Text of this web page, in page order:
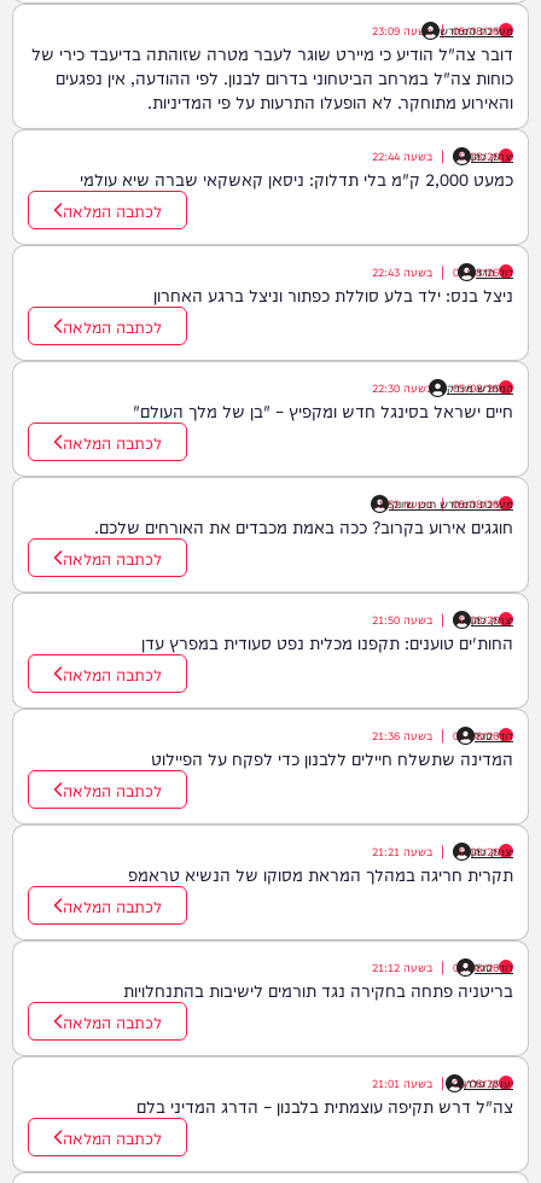
מערכת המחדש
05/08/26
| בשעה 23:09
דובר צה"ל הודיע כי מיירט שוגר לעבר מטרה שזוהתה בדיעבד כירי של
כוחות צה"ל במרחב הביטחוני בדרום לבנון. לפי ההודעה, אין נפגעים
והאירוע מתוחקר. לא הופעלו התרעות על פי המדיניות.
יצחק כהן
05/08/26
| בשעה 22:44
כמעט 2,000 ק"מ בלי תדלוק: ניסאן קאשקאי שברה שיא עולמי
לכתבה המלאה
דוד חדד
05/08/26
| בשעה 22:43
ניצל בנס: ילד בלע סוללת כפתור וניצל ברגע האחרון
לכתבה המלאה
המחדש מיוזיק
05/08/26
| בשעה 22:30
חיים ישראל בסינגל חדש ומקפיץ – "בן של מלך העולם"
לכתבה המלאה
מערכת המחדש תוכן שיווקי
05/08/26
| בשעה21:52
חוגגים אירוע בקרוב? ככה באמת מכבדים את האורחים שלכם.
לכתבה המלאה
יצחק כהן
05/08/26
| בשעה 21:50
החות'ים טוענים: תקפנו מכלית נפט סעודית במפרץ עדן
לכתבה המלאה
דודי סגל
05/08/26
| בשעה 21:36
המדינה שתשלח חיילים ללבנון כדי לפקח על הפיילוט
לכתבה המלאה
יצחק כהן
05/08/26
| בשעה 21:21
תקרית חריגה במהלך המראת מסוקו של הנשיא טראמפ
לכתבה המלאה
דודי סגל
05/08/26
| בשעה 21:12
בריטניה פתחה בחקירה נגד תורמים לישיבות בהתנחלויות
לכתבה המלאה
יענקי גולדן
05/08/26
| בשעה 21:01
צה"ל דרש תקיפה עוצמתית בלבנון – הדרג המדיני בלם
לכתבה המלאה